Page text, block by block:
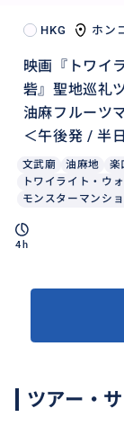
HKG ホン
映画『トワイ
砦』聖地巡礼
油麻フルーツ
＜午後発 / 半
文武廟 油麻地 楽
トワイライト・ウ
モンスターマンシ
4h
ツアー・